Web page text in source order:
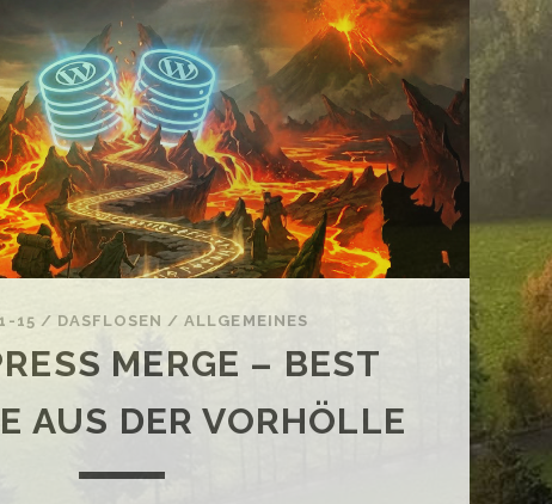
15 / DASFLOSEN /ALLGEMEINES
MERGE – BEST
AUS DER VORHÖLLE